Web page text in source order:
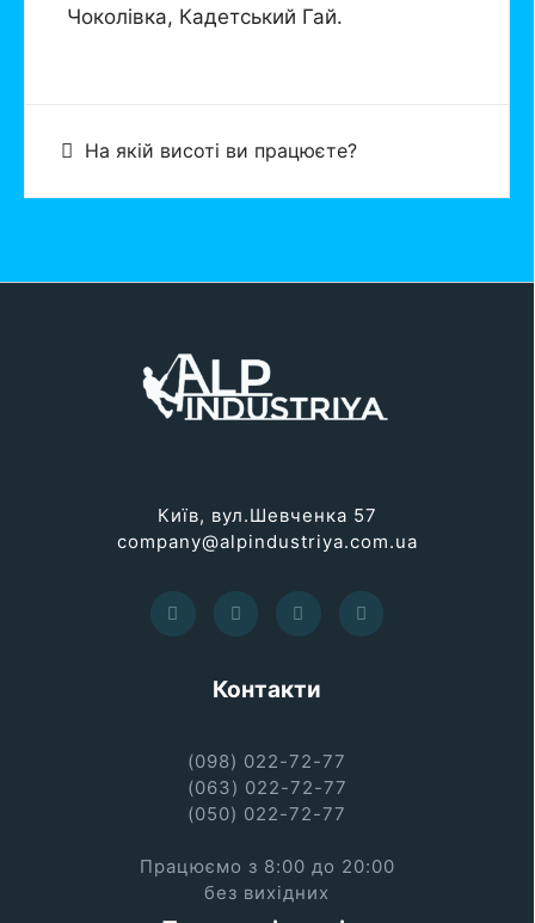
Чоколівка, Кадетський Гай.
На якій висоті ви працюєте?
Київ, вул.Шевченка 57
company@alpindustriya.com.ua
Контакти
(098) 022-72-77
(063) 022-72-77
(050) 022-72-77
Працюємо з 8:00 до 20:00
без вихідних